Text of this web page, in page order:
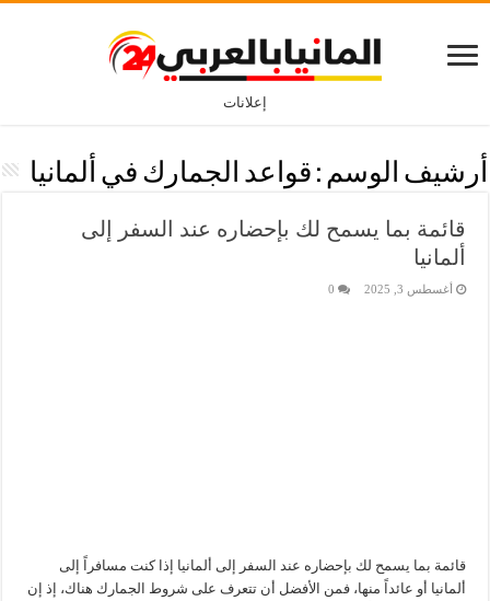
إعلانات
أرشيف الوسم : قواعد الجمارك في ألمانيا
قائمة بما يسمح لك بإحضاره عند السفر إلى
ألمانيا
أغسطس 3, 2025 0
قائمة بما يسمح لك بإحضاره عند السفر إلى ألمانيا إذا كنت مسافراً إلى
ألمانيا أو عائداً منها، فمن الأفضل أن تتعرف على شروط الجمارك هناك، إذ إن